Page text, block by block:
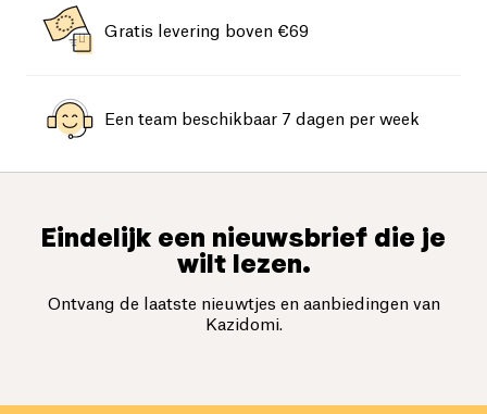
Gratis levering boven €69
Een team beschikbaar 7 dagen per week
Eindelijk een nieuwsbrief die je
wilt lezen.
Ontvang de laatste nieuwtjes en aanbiedingen van
Kazidomi.